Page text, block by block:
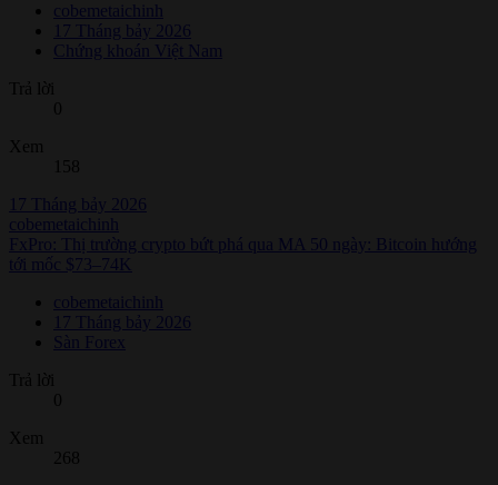
cobemetaichinh
17 Tháng bảy 2026
Chứng khoán Việt Nam
Trả lời
0
Xem
158
17 Tháng bảy 2026
cobemetaichinh
FxPro: Thị trường crypto bứt phá qua MA 50 ngày: Bitcoin hướng
tới mốc $73–74K
cobemetaichinh
17 Tháng bảy 2026
Sàn Forex
Trả lời
0
Xem
268